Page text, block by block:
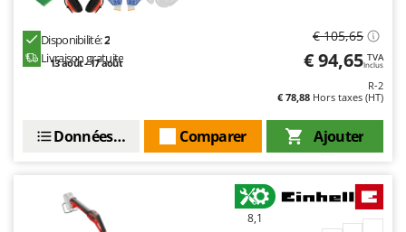
Solidur
Spice Electronics
Spiralmac
Stanley
Stocker
Sunseeker
Disponibilité:2
Livraison gratuite
13 août - 17 août
€ 105,65
€ 94,65 TVA
Inclus
R-2
€ 78,88 Hors taxes (HT)
Ajouter
Comparer
Données techniques
8,1